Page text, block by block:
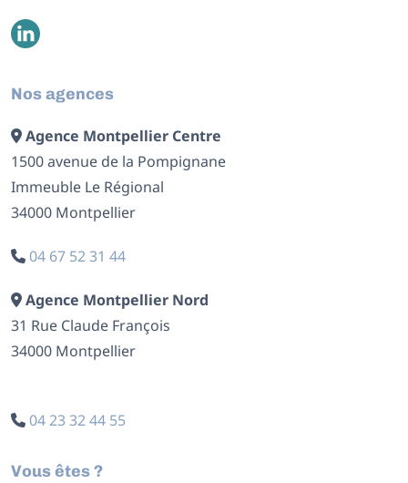
Nos agences
Agence Montpellier Centre
1500 avenue de la Pompignane
Immeuble Le Régional
34000 Montpellier
04 67 52 31 44
Agence Montpellier Nord
31 Rue Claude François
34000 Montpellier
04 23 32 44 55
Vous êtes ?